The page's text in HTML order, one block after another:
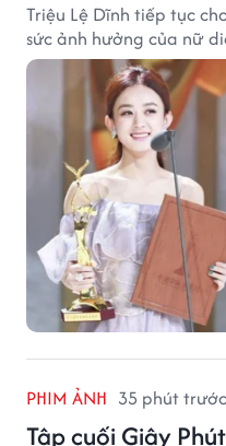
Triệu Lệ Dĩnh tiếp tục
sức ảnh hưởng của nữ
PHIM ẢNH 35 phút trước
Tập cuối Giây